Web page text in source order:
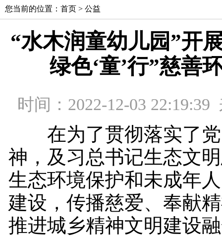
您当前的位置： 首页 > 公益
“水木润童幼儿园”开
绿色‘童’行”慈善
时间：2022-12-03
在为了贯彻落实了党
神，及习总书记生态文
生态环境保护和未成年
建设，传播慈爱、奉献
推进城乡精神文明建设